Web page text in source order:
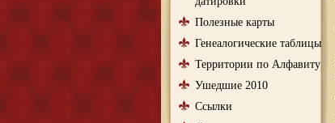
Полезные карты
Генеалогические таблицы
Территории по Алфавиту
Ушедшие 2010
Ссылки